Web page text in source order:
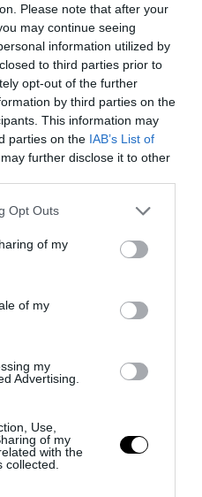
Please note that after your
may continue seeing
information utilized by
to third parties prior to
opt-out of the further
by third parties on the
This information may
parties on the IAB’s List of
further disclose it to other
uses one or more Google
behaviour. You may click to
and its third-party tags to
purposes in below Google
Opt Outs
of my
of my
my
Advertising.
Use,
of my
with the
στρατιώτες και
εξοντώθηκαν –
για εστιατόρια
σαν